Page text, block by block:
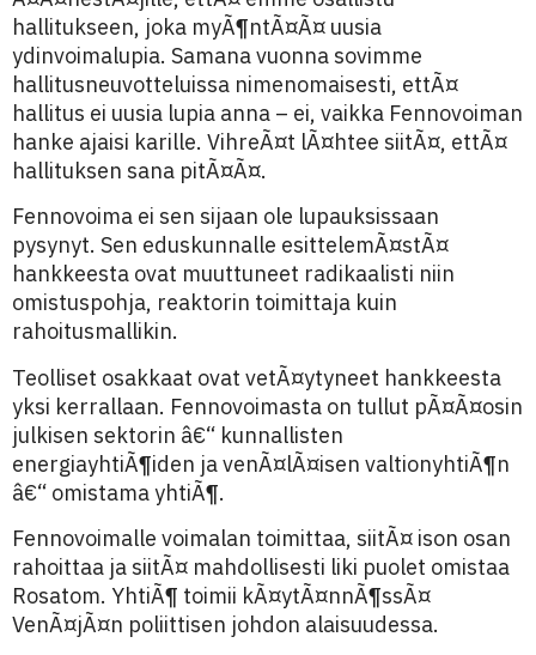
hallitukseen, joka myÃ¶ntÃ¤Ã¤ uusia
ydinvoimalupia. Samana vuonna sovimme
hallitusneuvotteluissa nimenomaisesti, ettÃ¤
hallitus ei uusia lupia anna – ei, vaikka Fennovoiman
hanke ajaisi karille. VihreÃ¤t lÃ¤htee siitÃ¤, ettÃ¤
hallituksen sana pitÃ¤Ã¤.
Fennovoima ei sen sijaan ole lupauksissaan
pysynyt. Sen eduskunnalle esittelemÃ¤stÃ¤
hankkeesta ovat muuttuneet radikaalisti niin
omistuspohja, reaktorin toimittaja kuin
rahoitusmallikin.
Teolliset osakkaat ovat vetÃ¤ytyneet hankkeesta
yksi kerrallaan. Fennovoimasta on tullut pÃ¤Ã¤osin
julkisen sektorin â€“ kunnallisten
energiayhtiÃ¶iden ja venÃ¤lÃ¤isen valtionyhtiÃ¶n
â€“ omistama yhtiÃ¶.
Fennovoimalle voimalan toimittaa, siitÃ¤ ison osan
rahoittaa ja siitÃ¤ mahdollisesti liki puolet omistaa
Rosatom. YhtiÃ¶ toimii kÃ¤ytÃ¤nnÃ¶ssÃ¤
VenÃ¤jÃ¤n poliittisen johdon alaisuudessa.